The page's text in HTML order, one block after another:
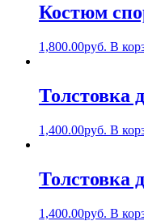
Костюм
1,800.00руб. В
Толстовка
1,400.00руб. В
Толстовка
1,400.00руб. В